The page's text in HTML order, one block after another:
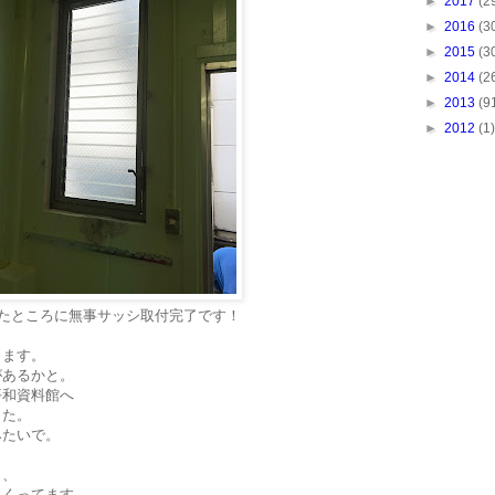
ところに無事サッシ取付完了です！
す。
るかと。
資料館へ
。
いで。
► 2016
► 2015
► 2014
► 2013
► 2012 (1)